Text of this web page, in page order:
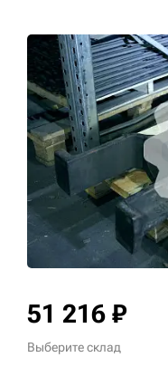
51 216 ₽
Выберите склад
Информация
Контакты
3D тур по
3D тур по складам
sksale@skdst.ru
+7 (499) 394-